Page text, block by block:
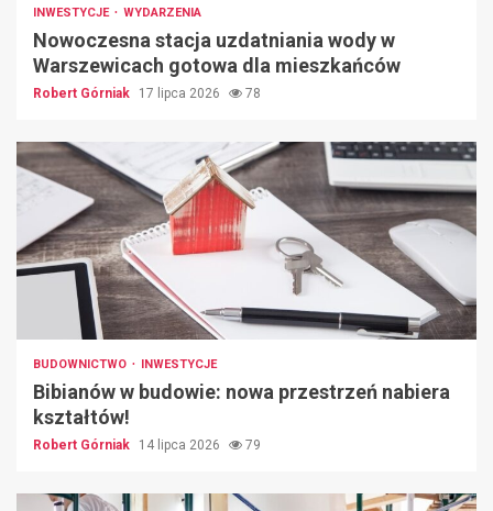
INWESTYCJE WYDARZENIA
Nowoczesna stacja uzdatniania wody w
Warszewicach gotowa dla mieszkańców
Robert Górniak 17 lipca 2026 78
BUDOWNICTWO INWESTYCJE
Bibianów w budowie: nowa przestrzeń nabiera
kształtów!
Robert Górniak 14 lipca 2026 79